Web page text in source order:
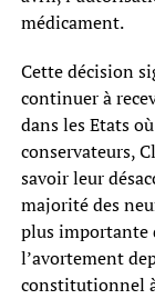
médicament.
Cette décision
continuer à
dans les Etats
conservateurs,
savoir leur
majorité des
plus importante
l’avortement
constitutionnel